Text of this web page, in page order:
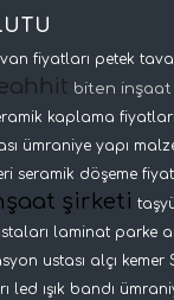
fiyatları petek
biten inşaat
kaplama fiyatları
ümraniye yapı
seramik döşeme
şirketi
laminat parke
ustası alçı kemer
led ışık bandı